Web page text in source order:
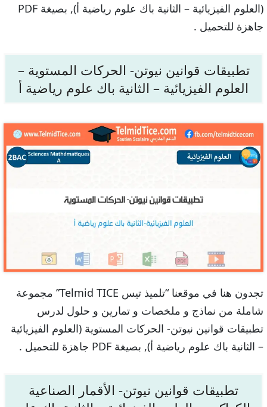
(العلوم الفيزيائية – الثانية باك علوم رياضية أ), بصيغة PDF
جاهزة للتحميل .
تطبيقات قوانين نيوتن- الحركات المستوية –
العلوم الفيزيائية – الثانية باك علوم رياضية أ
تجدون هنا في موقعنا “تلميذ تيس Telmid TICE” مجموعة
شاملة من نماذج و ملخصات و تمارين و حلول لدرس
تطبيقات قوانين نيوتن- الحركات المستوية (العلوم الفيزيائية
– الثانية باك علوم رياضية أ), بصيغة PDF جاهزة للتحميل .
تطبيقات قوانين نيوتن- الأقمار الصناعية